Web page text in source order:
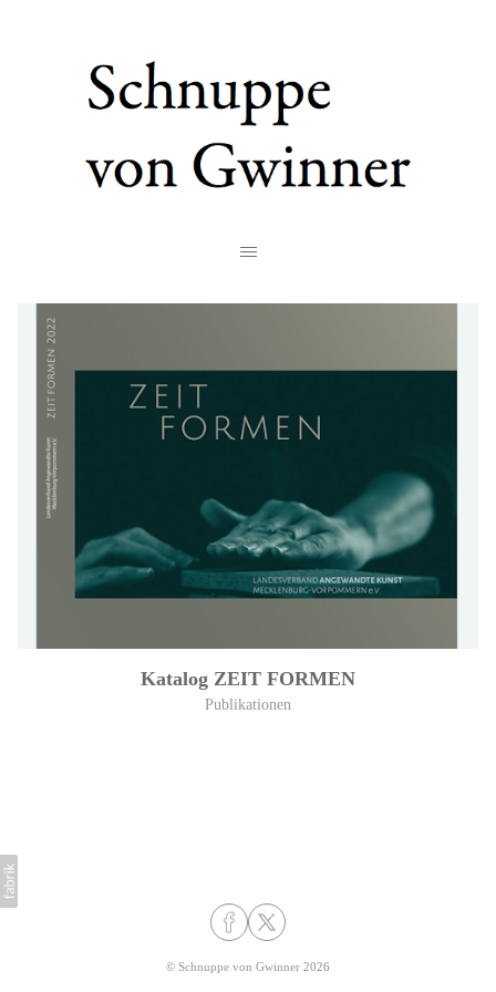
Katalog ZEIT FORMEN
Publikationen
© Schnuppe von Gwinner 2026